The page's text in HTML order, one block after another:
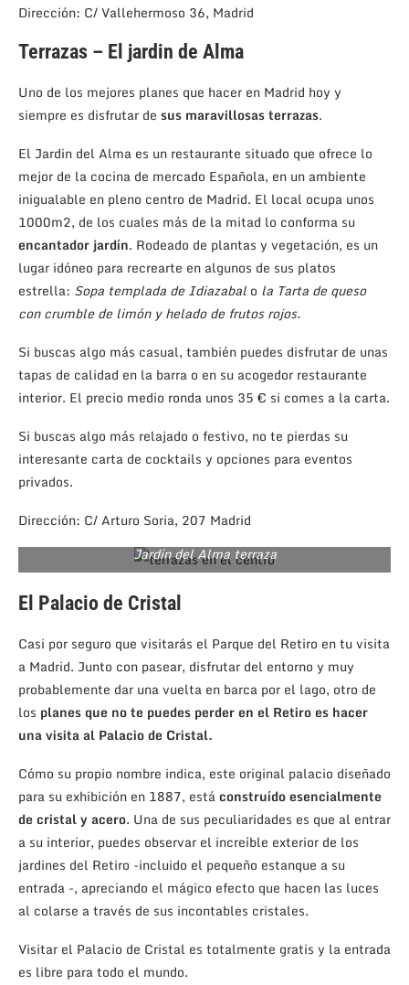
Dirección: C/Vallehermoso 36, Madrid
Terrazas – El jardin de Alma
Uno de los mejores planes que hacer en Madrid hoy y
siempre es disfrutar de sus maravillosas terrazas.
El Jardin del Alma es un restaurante situado que ofrece lo
mejor de la cocina de mercado Española, en un ambiente
inigualable en pleno centro de Madrid. El local ocupa unos
1000m2, de los cuales más de la mitad lo conforma su
encantador jardín. Rodeado de plantas y vegetación, es un
lugar idóneo para recrearte en algunos de sus platos
estrella: Sopa templada de Idiazabal o la Tarta de queso
con crumble de limón y helado de frutos rojos.
Si buscas algo más casual, también puedes disfrutar de unas
tapas de calidad en la barra o en su acogedor restaurante
interior. El precio medio ronda unos 35 € si comes a la carta.
Si buscas algo más relajado o festivo, no te pierdas su
interesante carta de cocktails y opciones para eventos
privados.
Dirección: C/ Arturo Soria, 207 Madrid
Jardín del Alma terraza
El Palacio de Cristal
Casi por seguro que visitarás el Parque del Retiro en tu visita
a Madrid. Junto con pasear, disfrutar del entorno y muy
probablemente dar una vuelta en barca por el lago, otro de
los planes que no te puedes perder en el Retiro es hacer
una visita al Palacio de Cristal.
Cómo su propio nombre indica, este original palacio diseñado
para su exhibición en 1887, estáconstruído esencialmente
de cristal y acero. Una de sus peculiaridades es que al entrar
a su interior, puedes observar el increíble exterior de los
jardines del Retiro -incluido el pequeño estanque a su
entrada -, apreciando el mágico efecto que hacen las luces
al colarse a través de sus incontables cristales.
Visitar el Palacio de Cristal es totalmente gratis y la entrada
es libre para todo el mundo.